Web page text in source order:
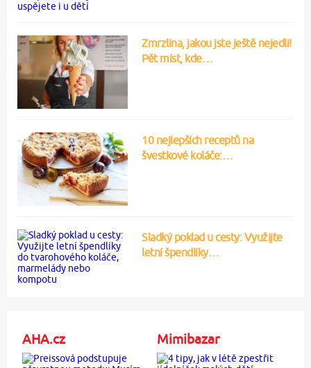
Zmrzlina, jakou jste ještě nejedli!
Pět míst, kde…
10 nejlepších receptů na
švestkové koláče:…
Sladký poklad u cesty: Využijte
letní špendlíky…
AHA.cz Mimibazar